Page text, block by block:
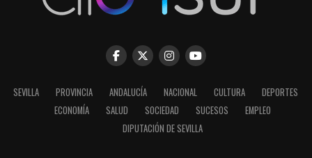
SEVILLA PROVINCIA ANDALUCÍA NACIONAL CULTURA
DEPORTES
ECONOMÍA
SALUD SOCIEDAD SUCESOS
EMPLEO
DIPUTACIÓN DE SEVILLA